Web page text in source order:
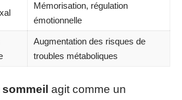
Mémorisation, régulation
émotionnelle
Augmentation des risques de
troubles métaboliques
agit comme un